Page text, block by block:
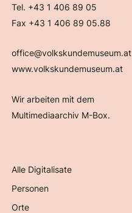
Tel. +43 1 406 89 05
Fax +43 1 406 89 05.88
office@volkskundemuseum.at
www.volkskundemuseum.at
Wir arbeiten mit dem
Multimediaarchiv M-Box.
Alle Digitalisate
Personen
Orte